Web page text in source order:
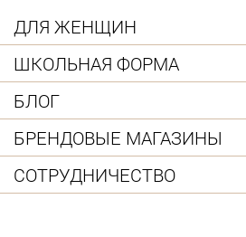
ДЛЯ ЖЕНЩИН
ШКОЛЬНАЯ ФОРМА
БЛОГ
БРЕНДОВЫЕ МАГАЗИНЫ
СОТРУДНИЧЕСТВО